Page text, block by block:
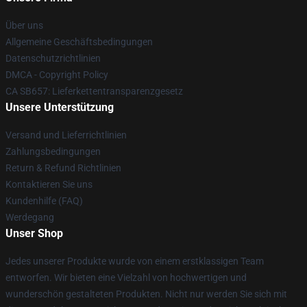
Über uns
Allgemeine Geschäftsbedingungen
Datenschutzrichtlinien
DMCA - Copyright Policy
CA SB657: Lieferkettentransparenzgesetz
Unsere Unterstützung
Versand und Lieferrichtlinien
Zahlungsbedingungen
Return & Refund Richtlinien
Kontaktieren Sie uns
Kundenhilfe (FAQ)
Werdegang
Unser Shop
Jedes unserer Produkte wurde von einem erstklassigen Team
entworfen. Wir bieten eine Vielzahl von hochwertigen und
wunderschön gestalteten Produkten. Nicht nur werden Sie sich mit